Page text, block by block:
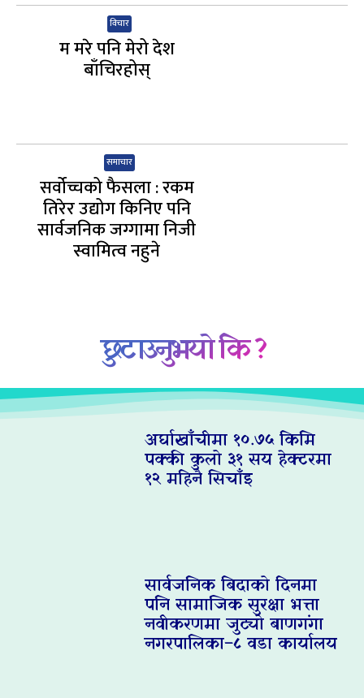
विचार
म मरे पनि मेरो देश
बाँचिरहोस्
समाचार
सर्वोच्चको फैसला : रकम
तिरेर उद्योग किनिए पनि
सार्वजनिक जग्गामा निजी
स्वामित्व नहुने
छुटाउनुभयो कि ?
अर्घाखाँचीमा १०.७५ किमि
पक्की कुलो ३१ सय हेक्टरमा
१२ महिनै सिचाँइ
सार्वजनिक बिदाको दिनमा
पनि सामाजिक सुरक्षा भत्ता
नवीकरणमा जुट्यो बाणगंगा
नगरपालिका–८ वडा कार्यालय